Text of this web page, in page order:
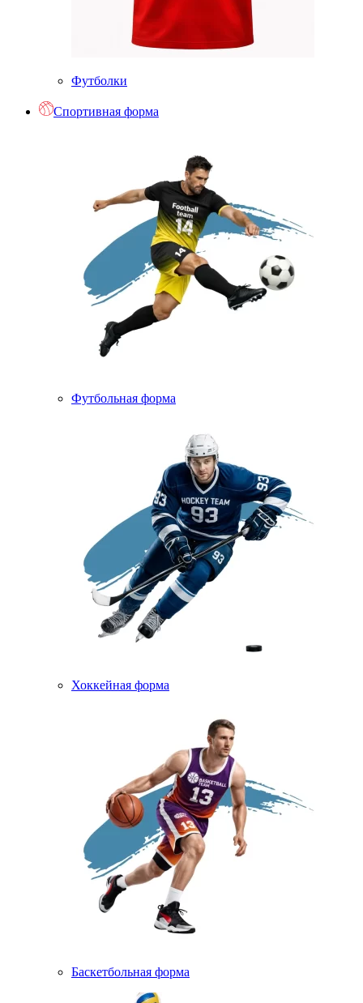
Футболки
Спортивная форма
Футбольная форма
Хоккейная форма
Баскетбольная форма